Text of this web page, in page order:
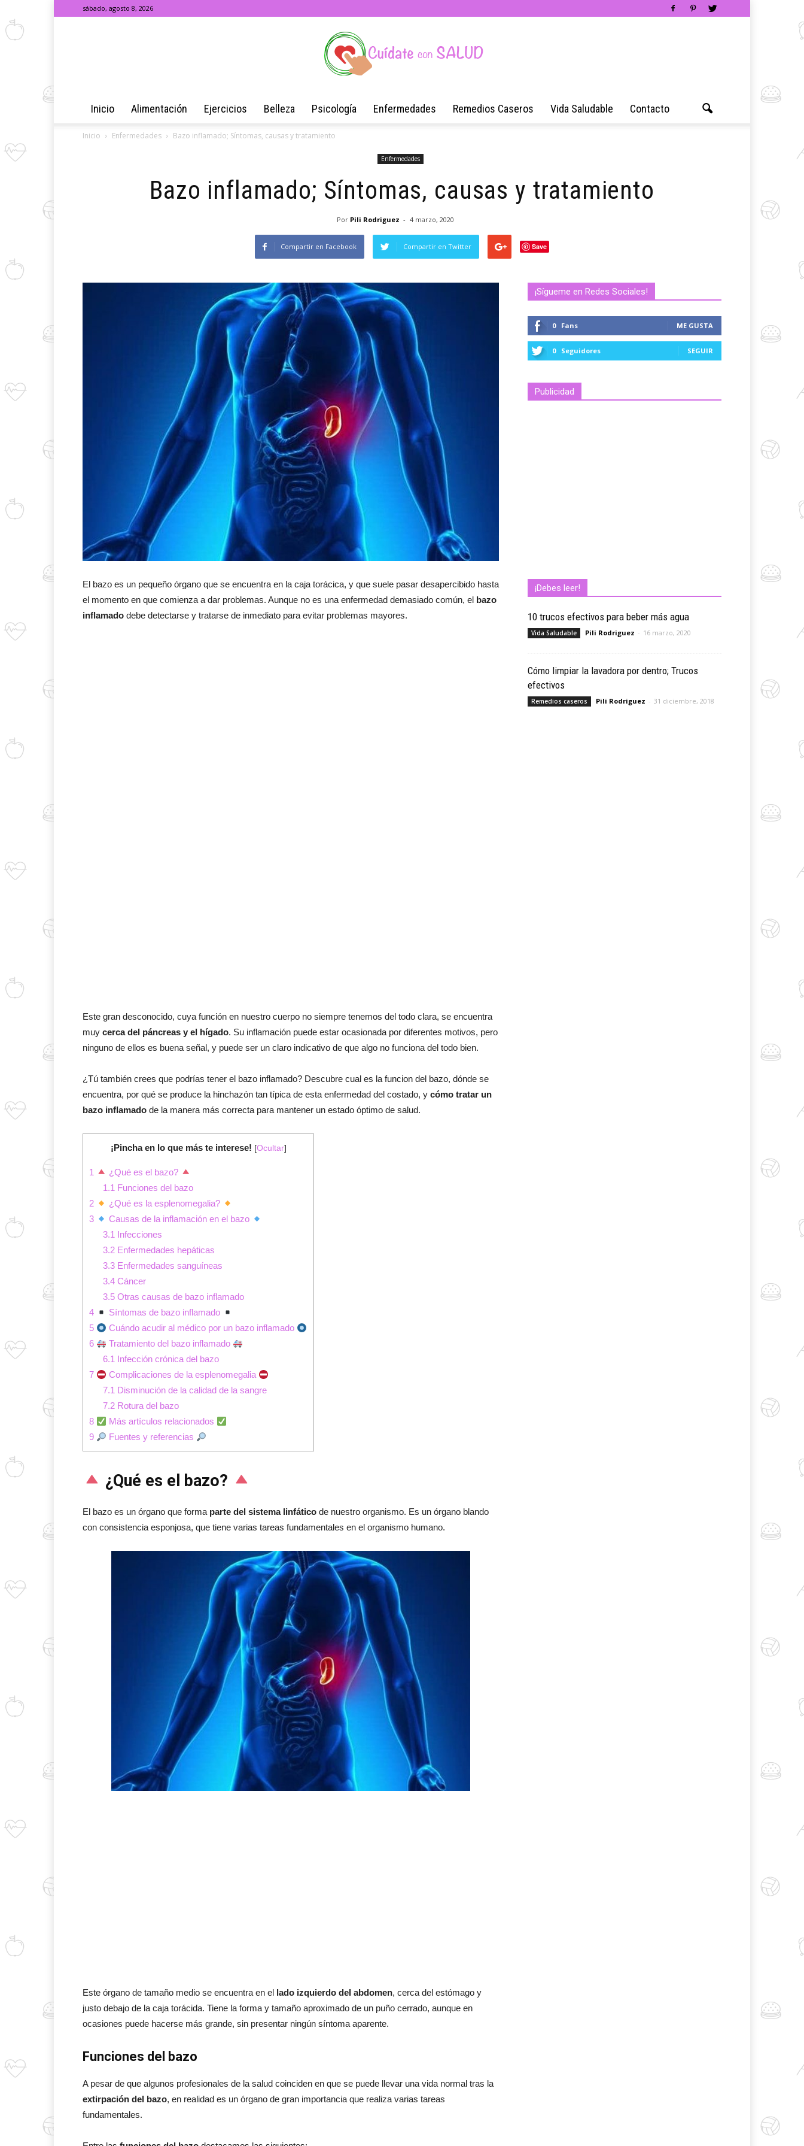
sábado, agosto 8, 2026
de
Bienestar
Cuídate
Inicio Alimentación Ejercicios Belleza Psicología Enfermedades Remedios Caseros Vida Saludable Contacto
Inicio Enfermedades Bazo inflamado; Síntomas, causas y tratamiento
Enfermedades
Bazo inflamado; Síntomas, causas y tratamiento
Por Pili Rodriguez - 4 marzo, 2020
Compartir en Facebook Compartir en Twitter Save
El bazo es un pequeño órgano que se encuentra en la caja torácica, y que suele pasar desapercibido hasta
el momento en que comienza a dar problemas. Aunque no es una enfermedad demasiado común, el bazo
inflamado debe detectarse y tratarse de inmediato para evitar problemas mayores.
Este gran desconocido, cuya función en nuestro cuerpo no siempre tenemos del todo clara, se encuentra
muy cerca del páncreas y el hígado. Su inflamación puede estar ocasionada por diferentes motivos, pero
ninguno de ellos es buena señal, y puede ser un claro indicativo de que algo no funciona del todo bien.
¿Tú también crees que podrías tener el bazo inflamado? Descubre cual es la funcion del bazo, dónde se
encuentra, por qué se produce la hinchazón tan típica de esta enfermedad del costado, y cómo tratar un
bazo inflamado de la manera más correcta para mantener un estado óptimo de salud.
¡Pincha en lo que más te interese! [Ocultar]
1
¿Qué es el bazo?
1.1 Funciones del bazo
2
¿Qué es la esplenomegalia?
3
Causas de la inflamación en el bazo
3.1 Infecciones
3.2Enfermedades hepáticas
3.3Enfermedades sanguíneas
3.4Cáncer
3.5Otras causas de bazo inflamado
4
Síntomas de bazo inflamado
5
Cuándo acudir al médico por un bazo inflamado
6
Tratamiento del bazo inflamado
6.1 Infección crónica del bazo
7
Complicaciones de la esplenomegalia
7.1 Disminución de la calidad de la sangre
7.2Rotura del bazo
8
Más artículos relacionados
9
Fuentes y referencias
¿Qué es el bazo?
El bazo es un órgano que forma parte del sistema linfático de nuestro organismo. Es un órgano blando
con consistencia esponjosa, que tiene varias tareas fundamentales en el organismo humano.
Este órgano de tamaño medio se encuentra en el lado izquierdo del abdomen, cerca del estómago y
justo debajo de la caja torácida. Tiene la forma y tamaño aproximado de un puño cerrado, aunque en
ocasiones puede hacerse más grande, sin presentar ningún síntoma aparente.
Funciones del bazo
A pesar de que algunos profesionales de la salud coinciden en que se puede llevar una vida normal tras la
extirpación del bazo, en realidad es un órgano de gran importancia que realiza varias tareas
fundamentales.
¡Sígueme en Redes Sociales!
0 Fans ME GUSTA
0 Seguidores SEGUIR
Publicidad
¡Debes leer!
10 trucos efectivos para beber más agua
Vida Saludable Pili Rodriguez - 16 marzo, 2020
Cómo limpiar la lavadora por dentro; Trucos
efectivos
Remedios caseros Pili Rodriguez - 31 diciembre, 2018